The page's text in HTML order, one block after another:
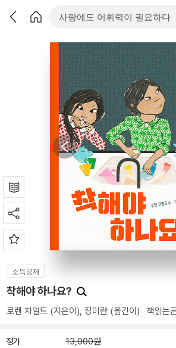
소득공제
착해야 하나요?
로렌 차일드 (지은이), 장미란 (옮긴이) 책읽는
정가 13,000원